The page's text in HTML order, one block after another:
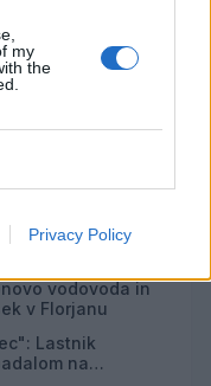
my
the
Privacy Policy
javno spodbujanje
z žaljivimi,
vsebinami
vodovoda in
v Florjanu
Lastnik
na